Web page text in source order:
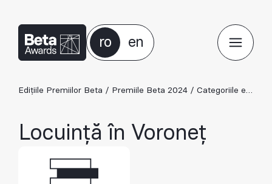
ro en
Edițiile Premiilor Beta / Premiile Beta 2024 / Categoriile ediției 2024
Locuință în Voroneț